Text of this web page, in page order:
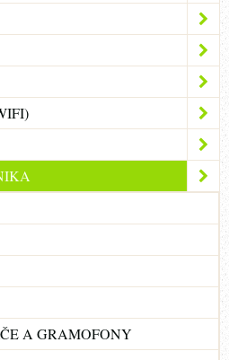
A GRAMOFONY